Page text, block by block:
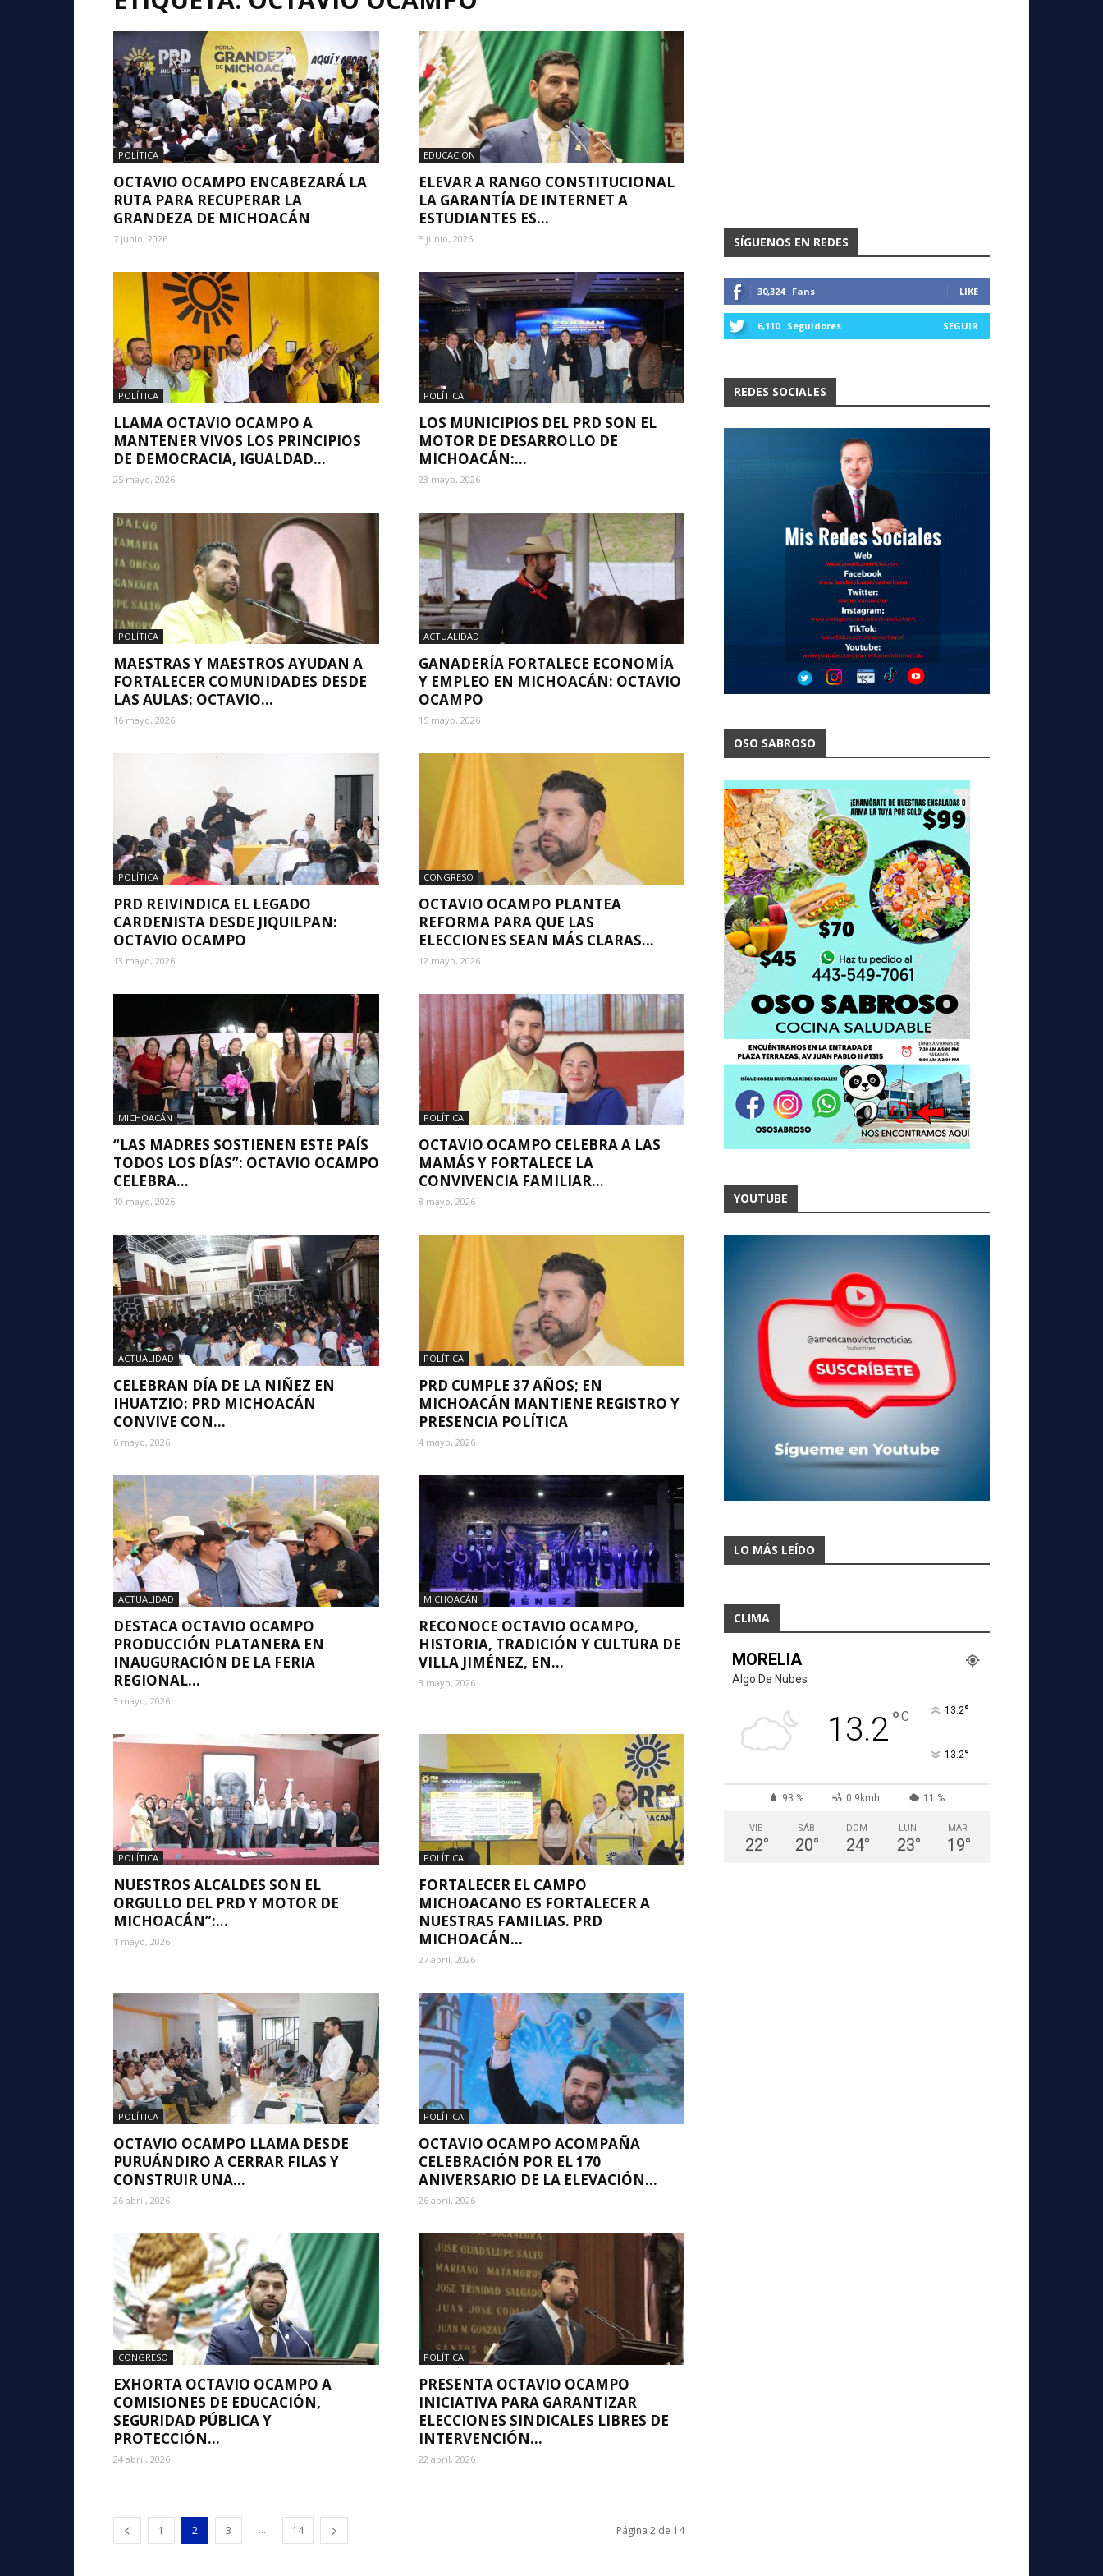
POLÍTICA
OCTAVIO OCAMPO ENCABEZARÁ LA
RUTA PARA RECUPERAR LA
GRANDEZA DE MICHOACÁN
7 junio, 2026
EDUCACIÓN
ELEVAR A RANGO CONSTITUCIONAL
LA GARANTÍA DE INTERNET A
ESTUDIANTES ES...
5 junio, 2026
POLÍTICA
LLAMA OCTAVIO OCAMPO A
MANTENER VIVOS LOS PRINCIPIOS
DE DEMOCRACIA, IGUALDAD...
25 mayo, 2026
POLÍTICA
LOS MUNICIPIOS DEL PRD SON EL
MOTOR DE DESARROLLO DE
MICHOACÁN:...
23 mayo, 2026
POLÍTICA
MAESTRAS Y MAESTROS AYUDAN A
FORTALECER COMUNIDADES DESDE
LAS AULAS: OCTAVIO...
16 mayo, 2026
ACTUALIDAD
GANADERÍA FORTALECE ECONOMÍA
Y EMPLEO EN MICHOACÁN: OCTAVIO
OCAMPO
15 mayo, 2026
POLÍTICA
PRD REIVINDICA EL LEGADO
CARDENISTA DESDE JIQUILPAN:
OCTAVIO OCAMPO
13 mayo, 2026
CONGRESO
OCTAVIO OCAMPO PLANTEA
REFORMA PARA QUE LAS
ELECCIONES SEAN MÁS CLARAS...
12 mayo, 2026
MICHOACÁN
“LAS MADRES SOSTIENEN ESTE PAÍS
TODOS LOS DÍAS”: OCTAVIO OCAMPO
CELEBRA...
10 mayo, 2026
POLÍTICA
OCTAVIO OCAMPO CELEBRA A LAS
MAMÁS Y FORTALECE LA
CONVIVENCIA FAMILIAR...
8 mayo, 2026
ACTUALIDAD
CELEBRAN DÍA DE LA NIÑEZ EN
IHUATZIO: PRD MICHOACÁN
CONVIVE CON...
6 mayo, 2026
POLÍTICA
PRD CUMPLE 37 AÑOS; EN
MICHOACÁN MANTIENE REGISTRO Y
PRESENCIA POLÍTICA
4 mayo, 2026
ACTUALIDAD
DESTACA OCTAVIO OCAMPO
PRODUCCIÓN PLATANERA EN
INAUGURACIÓN DE LA FERIA
REGIONAL...
3 mayo, 2026
MICHOACÁN
RECONOCE OCTAVIO OCAMPO,
HISTORIA, TRADICIÓN Y CULTURA DE
VILLA JIMÉNEZ, EN...
3 mayo, 2026
POLÍTICA
NUESTROS ALCALDES SON EL
ORGULLO DEL PRD Y MOTOR DE
MICHOACÁN”:...
1 mayo, 2026
POLÍTICA
FORTALECER EL CAMPO
MICHOACANO ES FORTALECER A
NUESTRAS FAMILIAS. PRD
MICHOACÁN...
27 abril, 2026
POLÍTICA
OCTAVIO OCAMPO LLAMA DESDE
PURUÁNDIRO A CERRAR FILAS Y
CONSTRUIR UNA...
26 abril, 2026
POLÍTICA
OCTAVIO OCAMPO ACOMPAÑA
CELEBRACIÓN POR EL 170
ANIVERSARIO DE LA ELEVACIÓN...
26 abril, 2026
CONGRESO
EXHORTA OCTAVIO OCAMPO A
COMISIONES DE EDUCACIÓN,
SEGURIDAD PÚBLICA Y
PROTECCIÓN...
24 abril, 2026
POLÍTICA
PRESENTA OCTAVIO OCAMPO
INICIATIVA PARA GARANTIZAR
ELECCIONES SINDICALES LIBRES DE
INTERVENCIÓN...
22 abril, 2026
1 2 3 ... 14 Página 2 de 14
SÍGUENOS EN REDES
30,324 Fans LIKE
6,110 Seguidores SEGUIR
REDES SOCIALES
OSO SABROSO
YOUTUBE
LO MÁS LEÍDO
CLIMA
MORELIA
Algo De Nubes
13.2°C 13.2°
13.2°
93 % 0.9kmh 11 %
VIE
22°
SÁB
20°
DOM
24°
LUN
23°
MAR
19°